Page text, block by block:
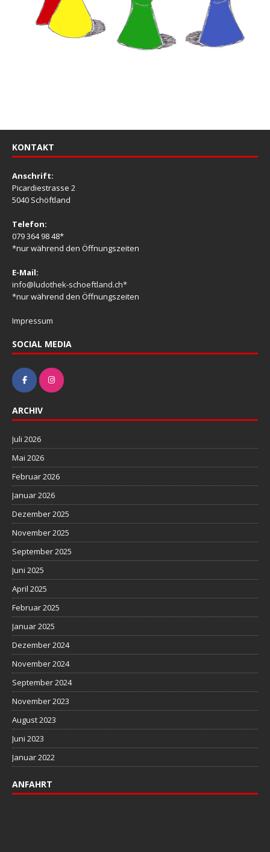
KONTAKT
Anschrift:
Picardiestrasse 2
5040 Schöftland
Telefon:
079 364 98 48*
*nur während den Öffnungszeiten
E-Mail:
info@ludothek-schoeftland.ch*
*nur während den Öffnungszeiten
Impressum
SOCIAL MEDIA
ARCHIV
Juli 2026
Mai 2026
Februar 2026
Januar 2026
Dezember 2025
November 2025
September 2025
Juni 2025
April 2025
Februar 2025
Januar 2025
Dezember 2024
November 2024
September 2024
November 2023
August 2023
Juni 2023
Januar 2022
ANFAHRT